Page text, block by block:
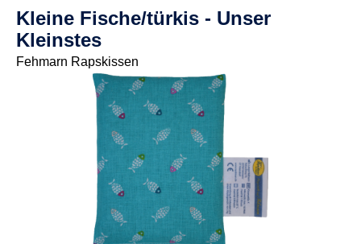
Kleine Fische/türkis - Unser
Kleinstes
Fehmarn Rapskissen
Bildergalerie überspringen